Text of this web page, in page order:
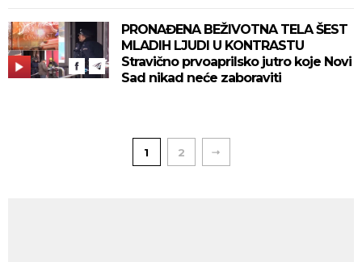
PRONAĐENA BEŽIVOTNA TELA ŠEST
MLADIH LJUDI U KONTRASTU
Stravično prvoaprilsko jutro koje Novi
Sad nikad neće zaboraviti
1 2